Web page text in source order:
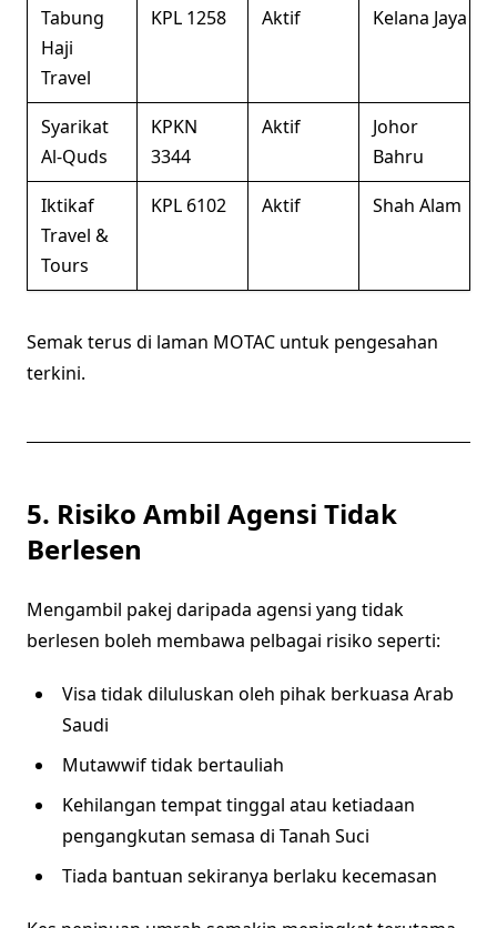
Tabung
Haji
Travel
KPL 1258 Aktif Kelana Jaya
Syarikat
Al-Quds
KPKN
3344
Aktif
Johor
Bahru
Iktikaf
Travel &
Tours
KPL 6102 Aktif Shah Alam
Semak terus di laman MOTAC untuk pengesahan
terkini.
5. Risiko Ambil Agensi Tidak
Berlesen
Mengambil pakej daripada agensi yang tidak
berlesen boleh membawa pelbagai risiko seperti:
Visa tidak diluluskan oleh pihak berkuasa Arab
Saudi
Mutawwif tidak bertauliah
Kehilangan tempat tinggal atau ketiadaan
pengangkutan semasa di Tanah Suci
Tiada bantuan sekiranya berlaku kecemasan